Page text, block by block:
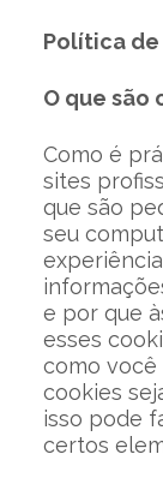
Política de
O que são
Como é
sites
que são
seu
e por que
esses
como você
cookies
isso pode
certos